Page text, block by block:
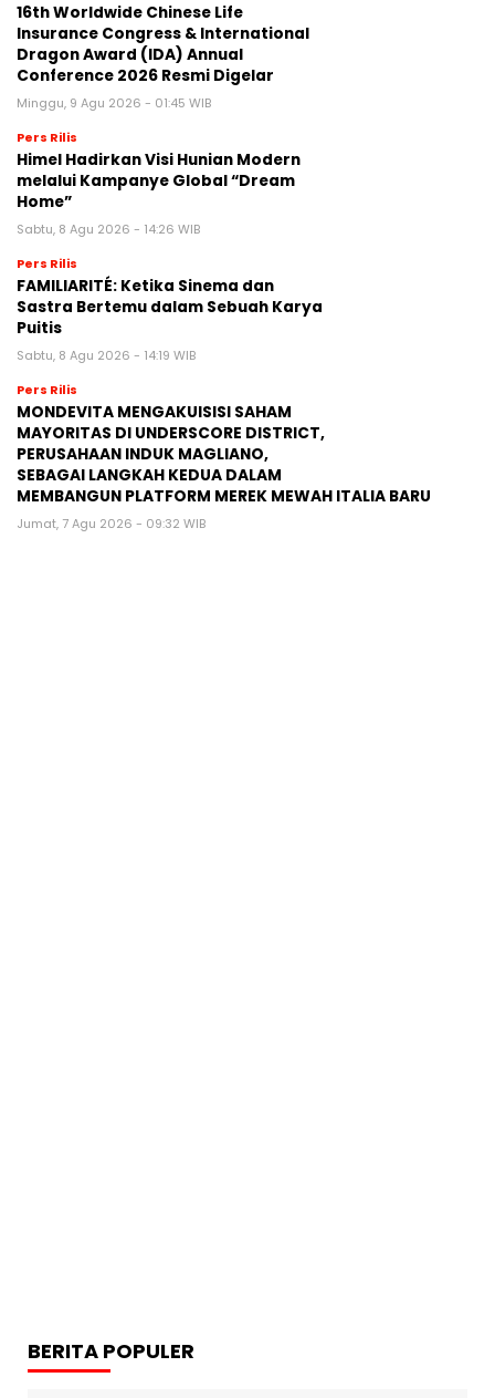
16th Worldwide Chinese Life
Insurance Congress & International
Dragon Award (IDA) Annual
Conference 2026 Resmi Digelar
Minggu, 9 Agu 2026 - 01:45 WIB
Pers Rilis
Himel Hadirkan Visi Hunian Modern
melalui Kampanye Global “Dream
Home”
Sabtu, 8 Agu 2026 - 14:26 WIB
Pers Rilis
FAMILIARITÉ: Ketika Sinema dan
Sastra Bertemu dalam Sebuah Karya
Puitis
Sabtu, 8 Agu 2026 - 14:19 WIB
Pers Rilis
MONDEVITA MENGAKUISISI SAHAM
MAYORITAS DI UNDERSCORE DISTRICT,
PERUSAHAAN INDUK MAGLIANO,
SEBAGAI LANGKAH KEDUA DALAM
MEMBANGUN PLATFORM MEREK MEWAH ITALIA BARU
Jumat, 7 Agu 2026 - 09:32 WIB
BERITA POPULER